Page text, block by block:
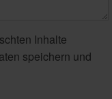
Inhalte
speichern und